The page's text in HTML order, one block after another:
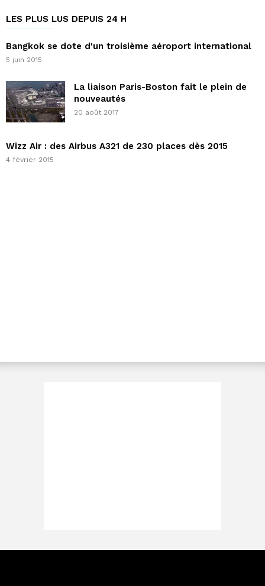
LES PLUS LUS DEPUIS 24 H
Bangkok se dote d'un troisième aéroport international
5 juin 2015
La liaison Paris-Boston fait le plein de
nouveautés
20 août 2017
Wizz Air : des Airbus A321 de 230 places dès 2015
4 février 2015